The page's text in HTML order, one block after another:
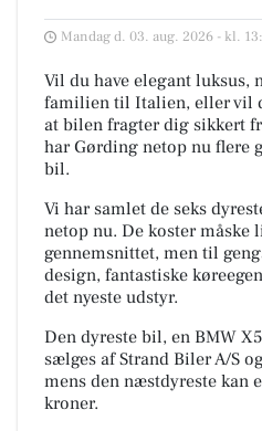
Mandag d. 03. aug. 2026 - kl.
Vil du have elegant luksus,
familien til Italien, eller vil
at bilen fragter dig sikkert
har Gørding netop nu flere
bil.
Vi har samlet de seks
netop nu. De koster måske
gennemsnittet, men til
design, fantastiske
det nyeste udstyr.
Den dyreste bil, en BMW
sælges af Strand Biler A/S
mens den næstdyreste kan
kroner.